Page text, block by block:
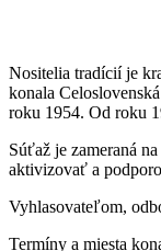
Nositelia tradícií je
konala
roku 1954. Od roku
Súťaž je zameraná
aktivizovať a
Vyhlasovateľom,
Termíny a miesta